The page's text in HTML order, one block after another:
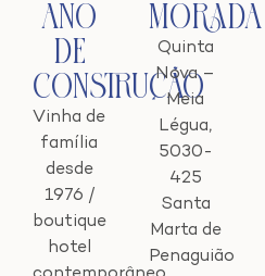
Ano
de
Construção
Vinha de
família
desde
1976 /
boutique
hotel
Morada
Quinta
Nova –
Meia
Légua,
5030-
425
Santa
Marta de
Penaguião